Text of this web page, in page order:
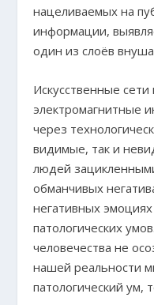
нацеливаемых на
информации,
один из слоёв
Искусственные
электромагнитные
через
видимые, так и
людей
обманчивых
негативных
патологических
человечества не
нашей реальности
патологический ум,